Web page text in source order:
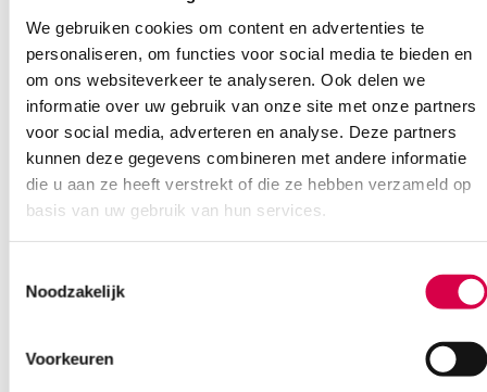
We gebruiken cookies om content en advertenties te
personaliseren, om functies voor social media te bieden en
om ons websiteverkeer te analyseren. Ook delen we
informatie over uw gebruik van onze site met onze partners
voor social media, adverteren en analyse. Deze partners
kunnen deze gegevens combineren met andere informatie
die u aan ze heeft verstrekt of die ze hebben verzameld op
basis van uw gebruik van hun services.
Noodzakelijk
Voorkeuren
Heb je een vraag?
Anca helpt je!
Vind je antwoord snel en makkelijk op onze klantenservice pagina.
Of contacteer ons via een van de onderstaande opties.
Onze klantenservice is bereikbaar van maandag t/m vrijdag van